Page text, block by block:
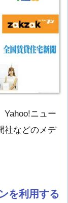
Yahoo!ニュー
社などのメデ
を利用する